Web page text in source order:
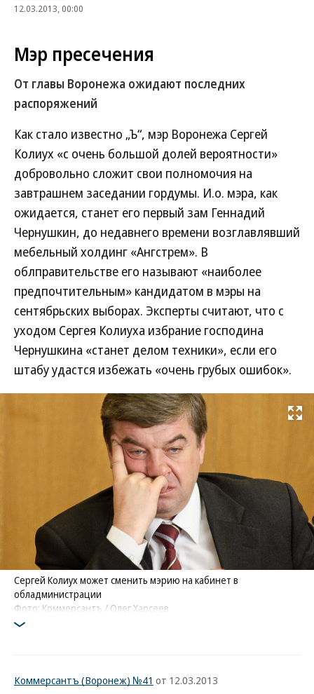
12.03.2013, 00:00
Мэр пресечения
От главы Воронежа ожидают последних
распоряжений
Как стало известно „Ъ“, мэр Воронежа Сергей
Колиух «с очень большой долей вероятности»
добровольно сложит свои полномочия на
завтрашнем заседании гордумы. И.о. мэра, как
ожидается, станет его первый зам Геннадий
Чернушкин, до недавнего времени возглавлявший
мебельный холдинг «Ангстрем». В
облправительстве его называют «наиболее
предпочтительным» кандидатом в мэры на
сентябрьских выборах. Эксперты считают, что с
уходом Сергея Колиуха избрание господина
Чернушкина «станет делом техники», если его
штабу удастся избежать «очень грубых ошибок».
Развернуть
Сергей Колиух может сменить мэрию на кабинет в
обладминистрации
Фото: Коммерсантъ / Олег Харсеев
Коммерсантъ (Воронеж) №41 от 12.03.2013